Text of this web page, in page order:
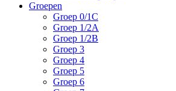
Groepen
Groep 0/1C
Groep 1/2A
Groep 1/2B
Groep 3
Groep 4
Groep 5
Groep 6